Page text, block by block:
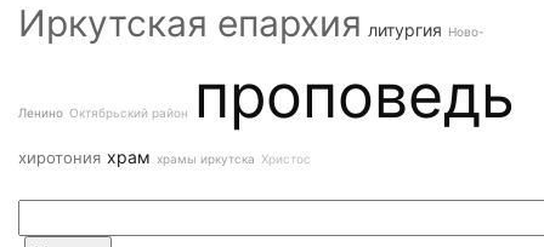
Иркутская епархия литургия Ново-
Ленино Октябрьский район проповедь
хиротония храм храмы иркутска Христос